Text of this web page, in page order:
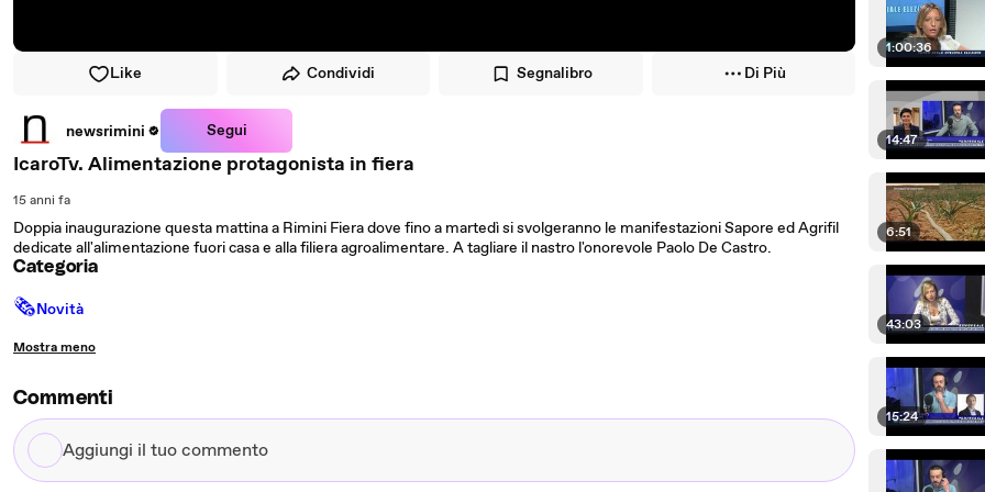
Like Condividi Segnalibro Di Più
newsrimini Segui
IcaroTv. Alimentazione protagonista in fiera
15 anni fa
Doppia inaugurazione questa mattina a Rimini Fiera dove fino a martedì si svolgeranno le manifestazioni Sapore ed Agrifil
dedicate all'alimentazione fuori casa e alla filiera agroalimentare. A tagliare il nastro l'onorevole Paolo De Castro.
Categoria
🗞Novità
Mostra meno
Commenti
Aggiungi
il
1:00:36
14:47
6:51
43:03
15:24